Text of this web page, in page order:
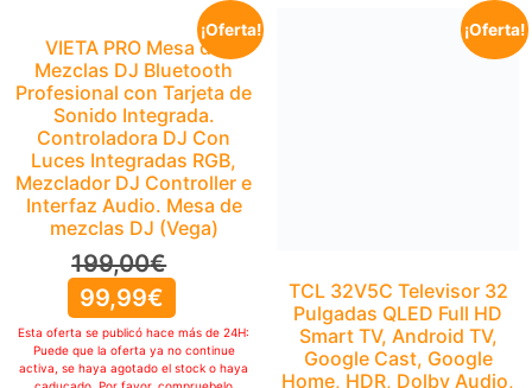
¡Oferta!
VIETA PRO Mesa de
Mezclas DJ Bluetooth
Profesional con Tarjeta de
Sonido Integrada.
Controladora DJ Con
Luces Integradas RGB,
Mezclador DJ Controller e
Interfaz Audio. Mesa de
mezclas DJ (Vega)
199,00€
99,99€
Esta oferta se publicó hace más de 24H:
Puede que la oferta ya no continue
activa, se haya agotado el stock o haya
¡Oferta!
TCL 32V5C Televisor 32
Pulgadas QLED Full HD
Smart TV, Android TV,
Google Cast, Google
Home, HDR, Dolby Audio,